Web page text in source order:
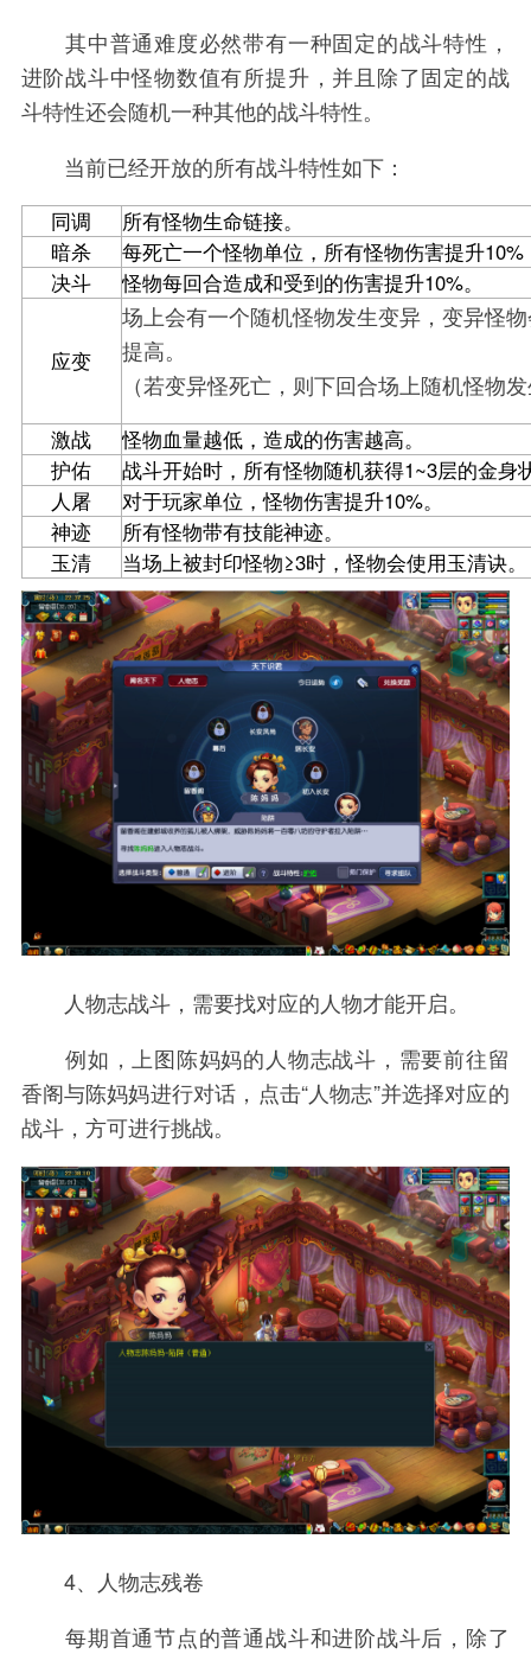
其中普通难度必然带有一种固定的战斗特性，
进阶战斗中怪物数值有所提升，并且除了固定的战
斗特性还会随机一种其他的战斗特性。
当前已经开放的所有战斗特性如下：
同调
所有怪物生命链接。
暗杀
每死亡一个怪物单位，所有怪物伤害提升10%
决斗
怪物每回合造成和受到的伤害提升10%。
应变
场上会有一个随机怪物发生变异，变异怪
提高。
（若变异怪死亡，则下回合场上随机怪物
激战
怪物血量越低，造成的伤害越高。
护佑
战斗开始时，所有怪物随机获得1~3层的金身
人屠
对于玩家单位，怪物伤害提升10%。
神迹
所有怪物带有技能神迹。
玉清
当场上被封印怪物≥3时，怪物会使用玉清诀。
人物志战斗，需要找对应的人物才能开启。
例如，上图陈妈妈的人物志战斗，需要前往留
香阁与陈妈妈进行对话，点击“人物志”并选择对应的
战斗，方可进行挑战。
4、人物志残卷
每期首通节点的普通战斗和进阶战斗后，除了